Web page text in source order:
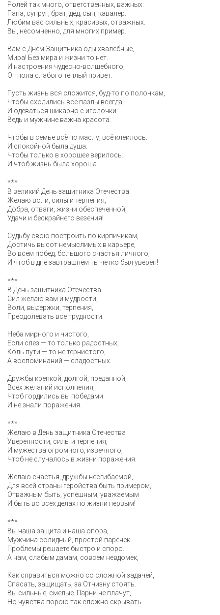
Ролей так много, ответственных, важных:
Папа, супруг, брат, дед, сын, кавалер.
Любим вас сильных, красивых, отважных.
Вы, несомненно, для многих пример.
Вам с Днём Защитника оды хвалебные,
Мира! Без мира и жизни то нет.
И настроения чудесно-волшебного,
От пола слабого теплый привет.
Пусть жизнь вся сложится, буд-то по полочкам,
Чтобы сходились все пазлы всегда.
И одеваться шикарно с иголочки.
Ведь и мужчине важна красота.
Чтобы в семье всё по маслу, всё клеилось.
И спокойной была душа.
Чтобы только в хорошее верилось.
И чтоб жизнь была хороша.
***
В великий День защитника Отечества
Желаю воли, силы и терпения,
Добра, отваги, жизни обеспеченной,
Удачи и бескрайнего везения!
Судьбу свою построить по кирпичикам,
Достичь высот немыслимых в карьере,
Во всем побед, большого счастья личного,
И чтоб в дне завтрашнем ты четко был уверен!
***
В День защитника Отечества
Сил желаю вам и мудрости,
Воли, выдержки, терпения,
Преодолевать все трудности.
Неба мирного и чистого,
Если слез — то только радостных,
Коль пути — то не тернистого,
А воспоминаний — сладостных.
Дружбы крепкой, долгой, преданной,
Всех желаний исполнения,
Чтоб гордились вы победами
И не знали поражения.
***
Желаю в День защитника Отечества
Уверенности, силы и терпения,
И мужества огромного, извечного,
Чтоб не случалось в жизни поражения.
Желаю счастья, дружбы несгибаемой,
Для всей страны геройства быть примером,
Отважным быть, успешным, уважаемым
И быть во всех делах по жизни первым!
***
Вы наша защита и наша опора,
Мужчина солидный, простой паренек.
Проблемы решаете быстро и споро.
А нам, слабым дамам, совсем невдомек,
Как справиться можно со сложной задачей,
Спасать, защищать, за Отчизну стоять.
Вы сильные, смелые. Парни не плачут,
Но чувства порою так сложно скрывать.